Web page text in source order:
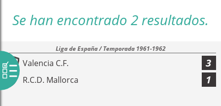
Se han encontrado 2 resultados.
Liga de España / Temporada 1961-1962
Valencia C.F. 3
R.C.D. Mallorca 1